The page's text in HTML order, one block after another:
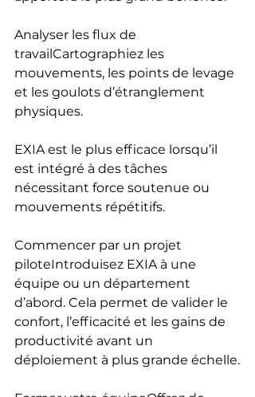
Analyser les flux de
travailCartographiez les
mouvements, les points de levage
et les goulots d’étranglement
physiques.
EXIA est le plus efficace lorsqu’il
est intégré à des tâches
nécessitant force soutenue ou
mouvements répétitifs.
Commencer par un projet
piloteIntroduisez EXIA à une
équipe ou un département
d’abord. Cela permet de valider le
confort, l’efficacité et les gains de
productivité avant un
déploiement à plus grande échelle.